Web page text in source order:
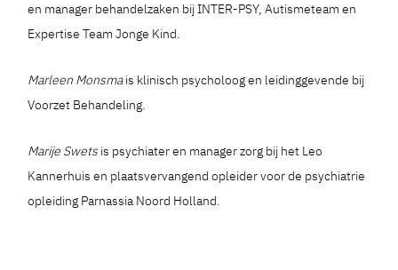
en manager behandelzaken bij INTER-PSY, Autismeteam en
Expertise Team Jonge Kind.
Marleen Monsmais klinisch psycholoog en leidinggevende bij
Voorzet Behandeling.
Marije Swets is psychiater en manager zorg bij het Leo
Kannerhuis en plaatsvervangend opleider voor de psychiatrie
opleiding Parnassia Noord Holland.